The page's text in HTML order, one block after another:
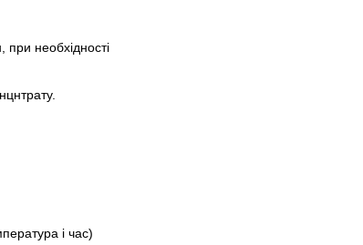
необхідності
і час)